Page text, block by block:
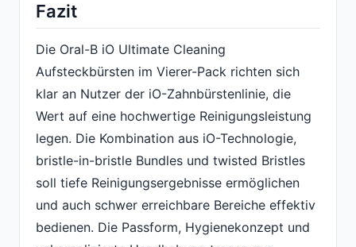
Fazit
Die Oral-B iO Ultimate Cleaning
Aufsteckbürsten im Vierer-Pack richten sich
klar an Nutzer der iO-Zahnbürstenlinie, die
Wert auf eine hochwertige Reinigungsleistung
legen. Die Kombination aus iO-Technologie,
bristle-in-bristle Bundles und twisted Bristles
soll tiefe Reinigungsergebnisse ermöglichen
und auch schwer erreichbare Bereiche effektiv
bedienen. Die Passform, Hygienekonzept und